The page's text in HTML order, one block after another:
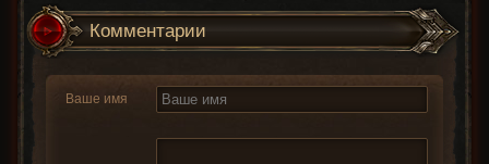
Комментарии
Ваше имя